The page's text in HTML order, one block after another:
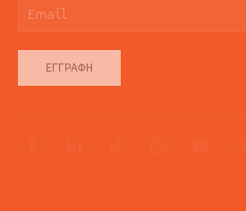
ΕΓΓΡΑΦΉ